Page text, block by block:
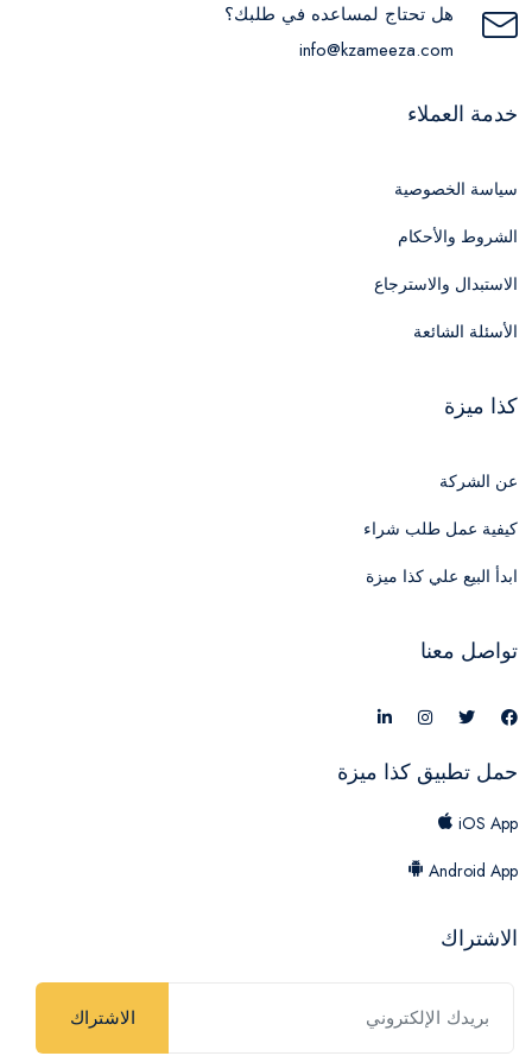
هل تحتاج لمساعده في طلبك؟
info@kzameeza.com
خدمة العملاء
سياسة الخصوصية
الشروط والأحكام
الاستبدال والاسترجاع
الأسئلة الشائعة
كذا ميزة
عن الشركة
كيفية عمل طلب شراء
ابدأ البيع علي كذا ميزة
تواصل معنا
حمل تطبيق كذا ميزة
iOS App
Android App
الاشتراك
الاشتراك